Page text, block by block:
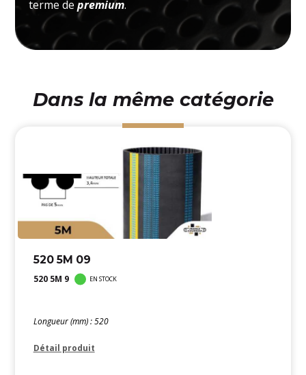
terme depremium.
Dans la même catégorie
520 5M 09
520 5M 9 EN STOCK
Longueur (mm) : 520
Détail produit